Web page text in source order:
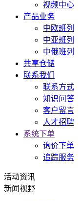
视频中心
产品业务
中欧班列
中亚班列
中俄班列
共享仓储
联系我们
联系方式
知识问答
客户留言
人才招聘
系统下单
询价下单
追踪服务
活动资讯
新闻视野